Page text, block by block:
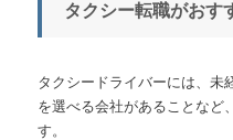
タクシー転職がおす
タクシードライバーには、未
を選べる会社があることなど
す。